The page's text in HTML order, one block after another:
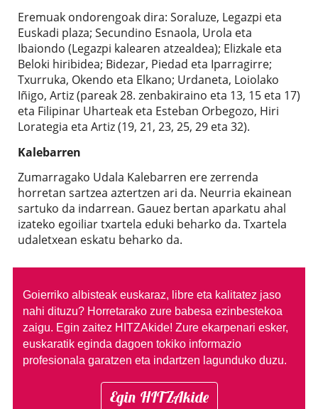
Eremuak ondorengoak dira: Soraluze, Legazpi eta
Euskadi plaza; Secundino Esnaola, Urola eta
Ibaiondo (Legazpi kalearen atzealdea); Elizkale eta
Beloki hiribidea; Bidezar, Piedad eta Iparragirre;
Txurruka, Okendo eta Elkano; Urdaneta, Loiolako
Iñigo, Artiz (pareak 28. zenbakiraino eta 13, 15 eta 17)
eta Filipinar Uharteak eta Esteban Orbegozo, Hiri
Lorategia eta Artiz (19, 21, 23, 25, 29 eta 32).
Kalebarren
Zumarragako Udala Kalebarren ere zerrenda
horretan sartzea aztertzen ari da. Neurria ekainean
sartuko da indarrean. Gauez bertan aparkatu ahal
izateko egoiliar txartela eduki beharko da. Txartela
udaletxean eskatu beharko da.
Goierriko albisteak euskaraz, libre eta kalitatez jaso
nahi dituzu? Horretarako zure babesa ezinbestekoa
zaigu. Egin zaitez HITZAkide! Zure ekarpenari esker,
euskaratik eginda dagoen tokiko informazio
profesionala garatzen eta indartzen lagunduko duzu.
Egin HITZAkide